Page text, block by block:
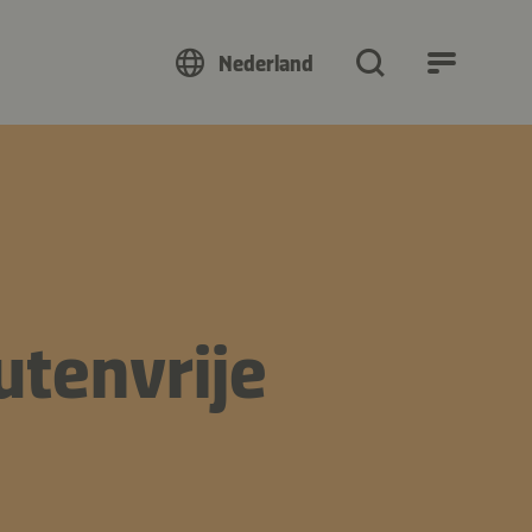
Nederland